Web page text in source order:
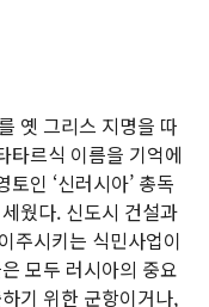
옛 그리스 지명을 따
타르식 이름을 기억에
인 ‘신러시아’ 총독
웠다. 신도시 건설과
주시키는 식민사업이
모두 러시아의 중요
기 위한 군항이거나,